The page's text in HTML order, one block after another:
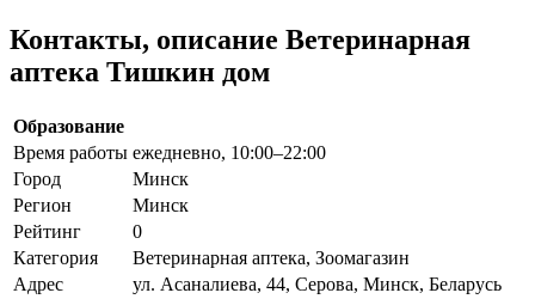
Контакты, описание Ветеринарная
аптека Тишкин дом
Образование
Время работы ежедневно, 10:00–22:00
Город
Минск
Регион
Минск
Рейтинг
0
Категория
Ветеринарная аптека, Зоомагазин
Адрес
ул. Асаналиева, 44, Серова, Минск, Беларусь